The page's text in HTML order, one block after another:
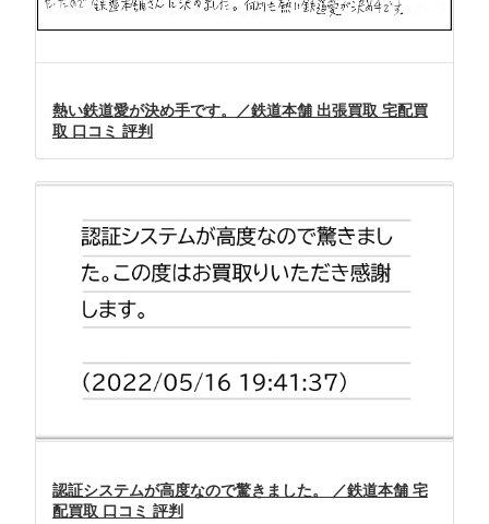
熱い鉄道愛が決め手です。／鉄道本舗 出張買取 宅配買
取 口コミ 評判
認証システムが高度なので驚きました。 ／鉄道本舗 宅
配買取 口コミ 評判